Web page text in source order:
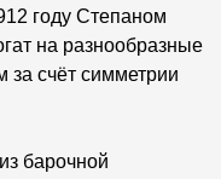
году Степаном
на разнообразные
за счёт симметрии
барочной